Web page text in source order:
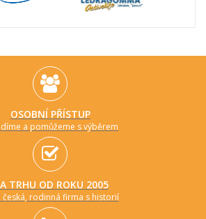
OSOBNÍ PŘÍSTUP
a pomůžeme s výběrem
TRHU OD ROKU 2005
česká, rodinná firma s historií